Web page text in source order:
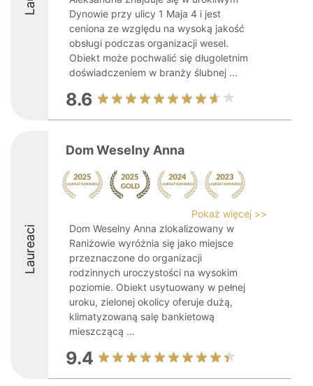
Dynowie przy ulicy 1 Maja 4 i jest
ceniona ze względu na wysoką jakość
obsługi podczas organizacji wesel.
Obiekt może pochwalić się długoletnim
doświadczeniem w branży ślubnej ...
8.6
Laureaci
Dom Weselny Anna
Pokaż więcej >>
Dom Weselny Anna zlokalizowany w
Raniżowie wyróżnia się jako miejsce
przeznaczone do organizacji
rodzinnych uroczystości na wysokim
poziomie. Obiekt usytuowany w pełnej
uroku, zielonej okolicy oferuje dużą,
klimatyzowaną salę bankietową
mieszczącą ...
9.4